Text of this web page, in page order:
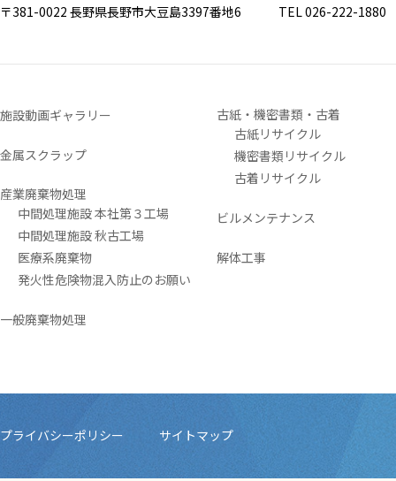
〒381-0022 長野県長野市大豆島3397番地6 TEL 026-222-1880
施設動画ギャラリー
金属スクラップ
産業廃棄物処理
中間処理施設 本社第３工場
中間処理施設 秋古工場
医療系廃棄物
発火性危険物混入防止のお願い
一般廃棄物処理
古紙・機密書類・古着
古紙リサイクル
機密書類リサイクル
古着リサイクル
ビルメンテナンス
解体工事
プライバシーポリシー サイトマップ